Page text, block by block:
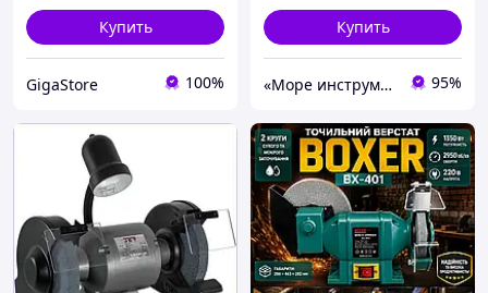
Купить
GigaStore 100%
Купить
«Море инструментов» 95%